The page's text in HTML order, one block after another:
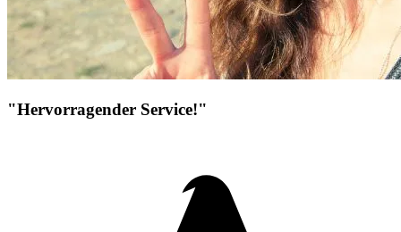
"Hervorragender Service!"